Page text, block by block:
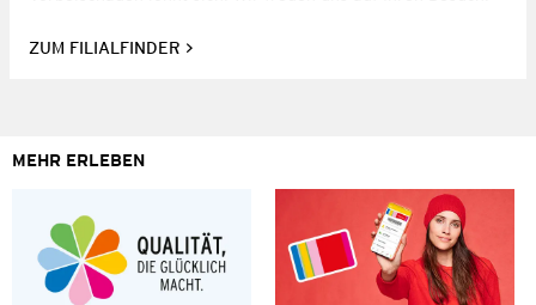
ZUM FILIALFINDER
MEHR ERLEBEN